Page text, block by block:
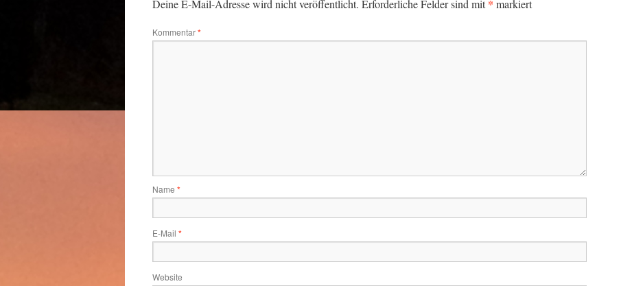
Deine E-Mail-Adresse wird nicht veröffentlicht. Erforderliche Felder sind mit* markiert
Kommentar*
Name *
E-Mail *
Website